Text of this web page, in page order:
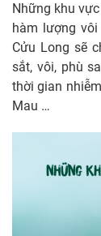
Những khu
hàm lượng
Cửu Long sẽ
sắt, vôi, phù
thời gian
Mau …